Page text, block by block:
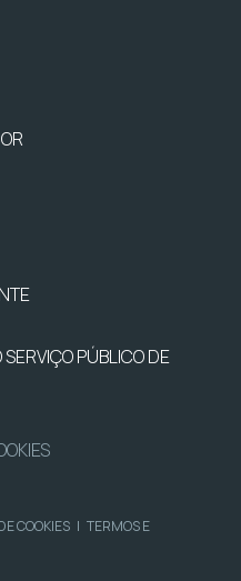
PÚBLICO DE
COOKIES | TERMOS E